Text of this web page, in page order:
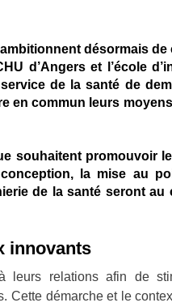
désormais de
d’Angers et l’école
de la santé de
en commun leurs
souhaitent promouvoir
conception, la mise au
de la santé seront
innovants
leurs relations afin de
Cette démarche et le